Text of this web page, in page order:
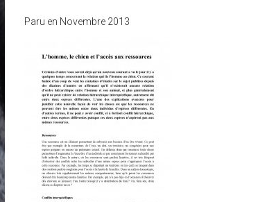
Paru en Novembre 2013